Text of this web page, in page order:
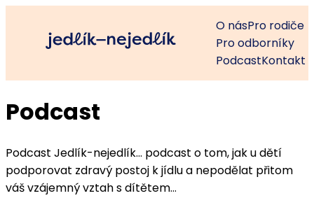
O násPro rodiče
Pro odborníky
PodcastKontakt
Podcast
Podcast Jedlík-nejedlík… podcast o tom, jak u dětí
podporovat zdravý postoj k jídlu a nepodělat přitom
váš vzájemný vztah s dítětem…